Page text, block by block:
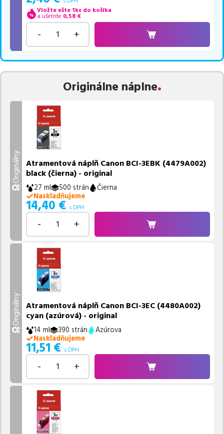
Vložte ešte 1ks do košíka
a ušetríte 0,58 €
- +
Originálne náplne
Originálny Atramentová náplň Canon BCI-3EBK (4479A002)
black (čierna) - original
27 ml 500 strán
Čierna
Naskladňujeme
14,40 € s DPH
- +
Originálny Atramentová náplň Canon BCI-3EC (4480A002)
cyan (azúrová) - original
14 ml 390 strán
Azúrova
Naskladňujeme
11,51 € s DPH
- +